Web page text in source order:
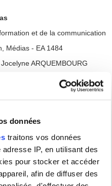
données
traitons vos données
IP, en utilisant des
pour stocker et accéder
afin de diffuser des
et de la communication
Médias - EA 1484
ARQUEMBOURG
fédérale de Minas Gerais
fédérale de Fluminense